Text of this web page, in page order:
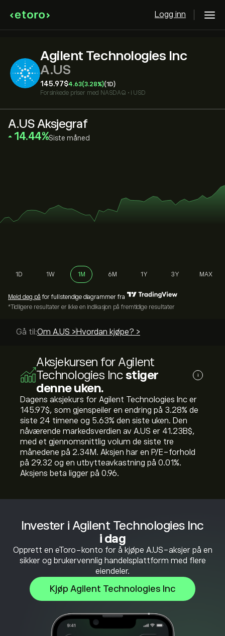
Logg inn
Agilent Technologies Inc
A.US
145.97‎$‎4.63(3.28%)(1D)
Forsinkede priser med NASDAQ • i USD
Invester i Agilent Technologies Inc
i dag
Opprett en eToro-konto for å kjøpe A.US-aksjer på en
sikker og brukervennlig handelsplattform med flere
eiendeler.
Kjøp Agilent Technologies Inc
A.US Aksjegraf
‎14.44‎ Siste måned
1D 1W 1M 6M 1Y 3Y MAX
Meld deg på for fullstendige diagrammer fra
*Tidligere resultater er ikke en indikasjon på fremtidige resultater
Gå til:Om A.US > Hvordan kjøpe? >
Aksjekursen for Agilent
Technologies Incstiger
denne uken.
i
Dagens aksjekurs for Agilent Technologies Inc er
145.97‎$‎, som gjenspeiler en endring på ‎3.28‎% de
siste 24 timene og ‎5.63‎% den siste uken. Den
nåværende markedsverdien av A.US er 41.23B‎$‎,
med et gjennomsnittlig volum de siste tre
månedene på 2.34M. Aksjen har en P/E-forhold
på 29.32 og en utbytteavkastning på 0.01%.
Aksjens beta ligger på 0.96.